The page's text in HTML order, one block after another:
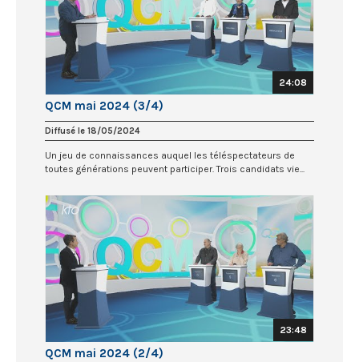
24:08
QCM mai 2024 (3/4)
Diffusé le 18/05/2024
Un jeu de connaissances auquel les téléspectateurs de
toutes générations peuvent participer. Trois candidats vie...
23:48
QCM mai 2024 (2/4)